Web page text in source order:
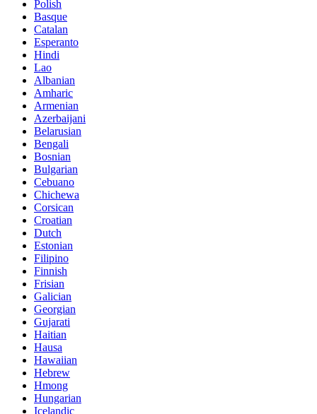
Polish
Basque
Catalan
Esperanto
Hindi
Lao
Albanian
Amharic
Armenian
Azerbaijani
Belarusian
Bengali
Bosnian
Bulgarian
Cebuano
Chichewa
Corsican
Croatian
Dutch
Estonian
Filipino
Finnish
Frisian
Galician
Georgian
Gujarati
Haitian
Hausa
Hawaiian
Hebrew
Hmong
Hungarian
Icelandic